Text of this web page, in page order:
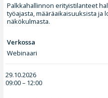
Palkkahallinnon erityistilanteet
työajasta, määräaikaisuuksista ja
näkökulmasta.
Verkossa
Webinaari
29.10.2026
09:00 – 12:00